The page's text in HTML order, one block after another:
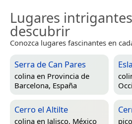
Lugares
descubrir
Conozca lugares fascinantes en
Serra de Can Pares
colina en Provincia de
Barcelona, España
Cerro el Altilte
colina en Jalisco, México